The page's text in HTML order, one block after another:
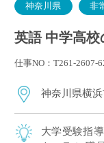
神奈川県 非
英語 中学高
仕事NO：T261-2607-
神奈川県横浜
大学受験指